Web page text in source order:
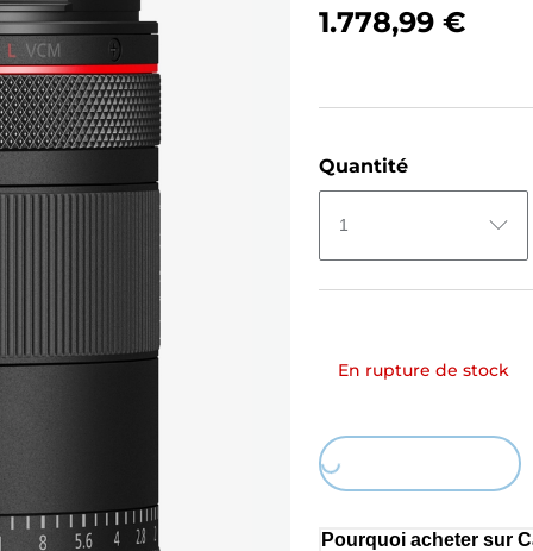
1.778,99 €
Quantité
1
En rupture de stock
Loading...
Pourquoi acheter sur